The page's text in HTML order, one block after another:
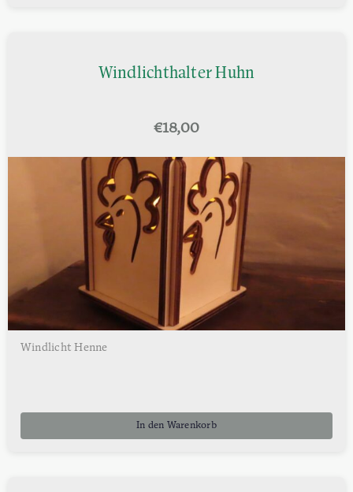
Windlichthalter Huhn
€18,00
Windlicht Henne
In den Warenkorb